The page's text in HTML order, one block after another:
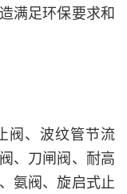
满足环保要求和
阀、波纹管节流
、刀闸阀、耐高
氨阀、旋启式止